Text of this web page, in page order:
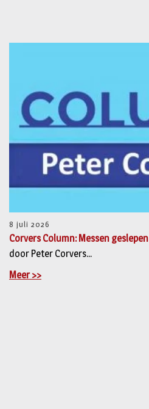
8 juli 2026
Corvers Column: Messen geslepen
door Peter Corvers...
Meer >>